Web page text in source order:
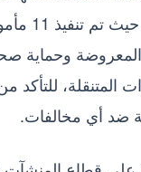
الغذائية
وحماية
المتنقلة،
ضد أي مخالفات.